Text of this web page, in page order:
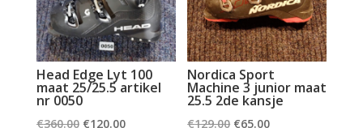
Head Edge Lyt 100
maat 25/25.5 artikel
nr 0050
€360.00 Oorspronkelijke
€120.00Huidige
Nordica Sport
Machine 3 junior maat
25.5 2de kansje
€129.00 Oorspronkelijke
€65.00Huidige